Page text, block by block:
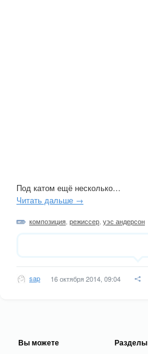
Под катом ещё несколько…
Читать дальше →
композиция режиссер уэс андерсон
sap 16 октября 2014, 09:04
Вы можете Разделы